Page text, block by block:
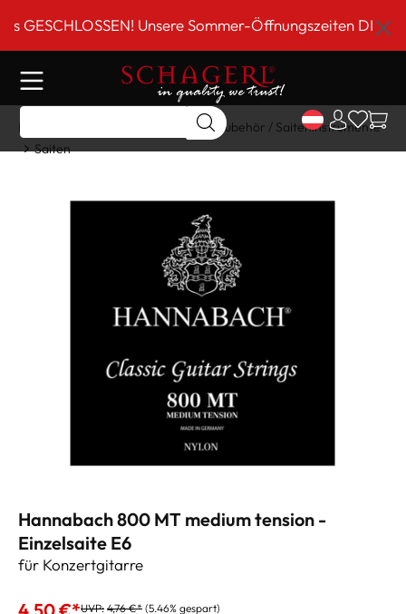
springen Unsere Sommer-Öffnungszeiten DI-FR 9
Home Gitarre/Strings
Zubehör / Saiteninstrumente
Saiten
Hannabach 800 MT medium tension -
Einzelsaite E6
für Konzertgitarre
UVP: 4,76 €* (5.46% gespart)